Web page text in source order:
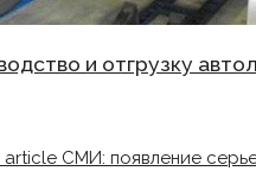
и отгрузку